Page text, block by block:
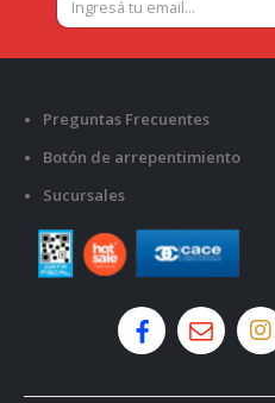
Preguntas Frecuentes
Botón de arrepentimiento
Sucursales